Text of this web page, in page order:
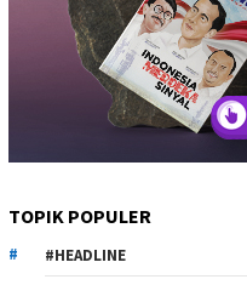
TOPIK POPULER
#HEADLINE